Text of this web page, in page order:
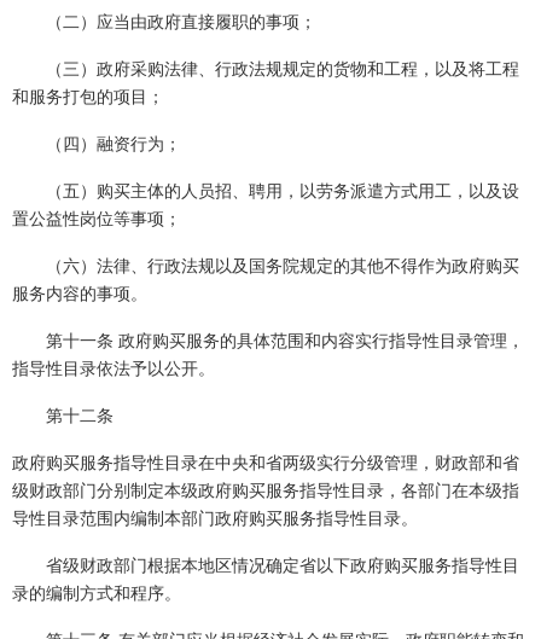
（二）应当由政府直接履职的事项；
（三）政府采购法律、行政法规规定的货物和工程，以及将工程
和服务打包的项目；
（四）融资行为；
（五）购买主体的人员招、聘用，以劳务派遣方式用工，以及设
置公益性岗位等事项；
（六）法律、行政法规以及国务院规定的其他不得作为政府购买
服务内容的事项。
第十一条 政府购买服务的具体范围和内容实行指导性目录管理，
指导性目录依法予以公开。
第十二条
政府购买服务指导性目录在中央和省两级实行分级管理，财政部和省
级财政部门分别制定本级政府购买服务指导性目录，各部门在本级指
导性目录范围内编制本部门政府购买服务指导性目录。
省级财政部门根据本地区情况确定省以下政府购买服务指导性目
录的编制方式和程序。